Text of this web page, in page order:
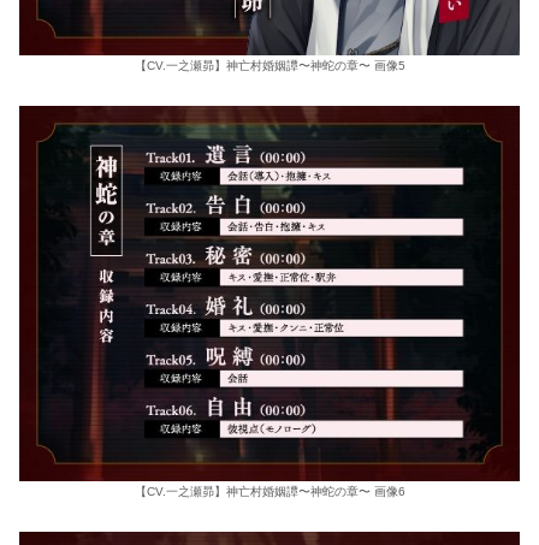
【CV.一之瀬昴】神亡村婚姻譚〜神蛇の章〜 画像5
【CV.一之瀬昴】神亡村婚姻譚〜神蛇の章〜 画像6